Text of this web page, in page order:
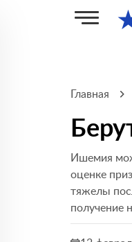
Главная
Ишемия
оценке
тяжелы
получение